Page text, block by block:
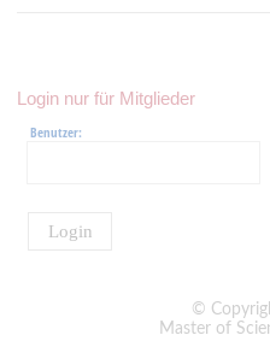
Login nur für Mitglieder
Benutzer:
Login
©
Master of